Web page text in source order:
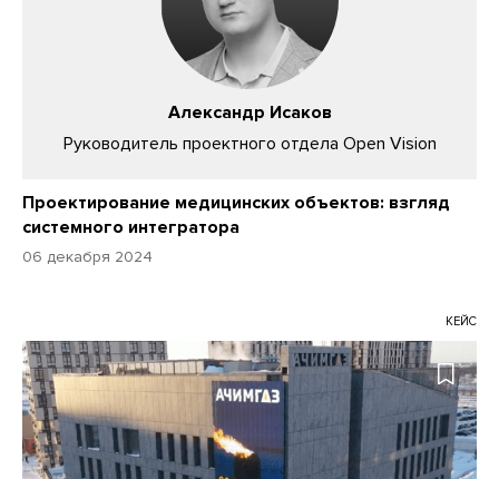
Александр Исаков
Руководитель проектного отдела Open Vision
Проектирование медицинских объектов: взгляд
системного интегратора
06 декабря 2024
КЕЙС